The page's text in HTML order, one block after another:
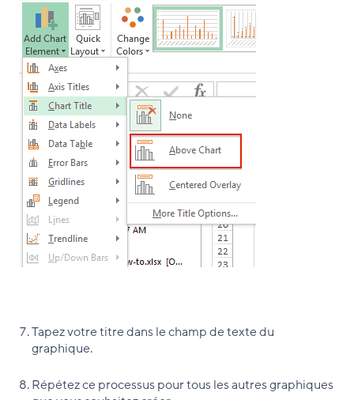
Tapez votre titre dans le champ de texte du
graphique.
Répétez ce processus pour tous les autres graphiques